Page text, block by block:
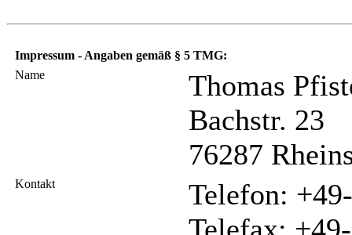
Impressum - Angaben gemäß § 5 TMG:
Name
Thomas
Bachstr. 23
76287
Kontakt
Telefon: